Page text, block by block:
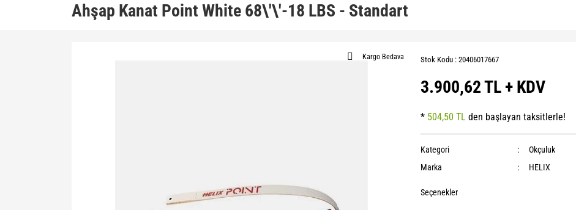
Ahşap Kanat Point White 68\'\'-18 LBS - Standart
Kargo Bedava Stok Kodu : 20406017667
3.900,62 TL + KDV
* 504,50 TL den başlayan taksitlerle!
Kategori
Okçuluk
Marka
HELIX
Seçenekler